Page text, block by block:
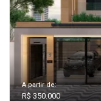
A partir de:
R$ 350.000